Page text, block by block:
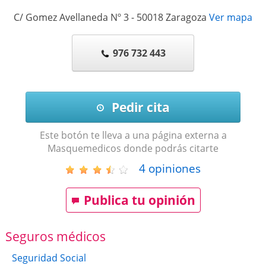
C/ Gomez Avellaneda Nº 3- 50018Zaragoza Ver mapa
976 732 443
Pedir cita
Este botón te lleva a una página externa a
Masquemedicos donde podrás citarte
4opiniones
Publica tu opinión
Seguros médicos
Seguridad Social